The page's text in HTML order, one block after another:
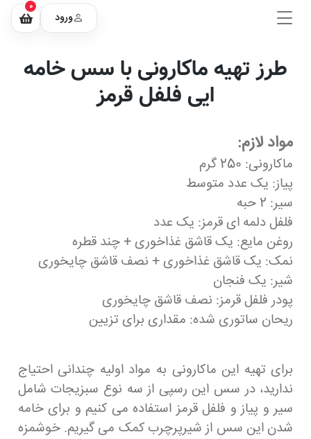
ورود
0
طرز تهیه ماکارونی با سس خامه
ایی فلفل قرمز
مواد لازم:
ماکارونی: 250 گرم
پیاز: یک عدد متوسط
سیر: 2 حبه
فلفل دلمه ای قرمز: یک عدد
روغن مایع: یک قاشق غذاخوری + چند قطره
نمک: یک قاشق غذاخوری + نصف قاشق چایخوری
شیر: یک فنجان
پودر فلفل قرمز: نصف قاشق چایخوری
ریحان ساتوری شده: مقداری برای تزیین
برای تهیه این ماکارونی به مواد اولیه چندانی احتیاج
ندارید، در سس این رسپی از سه نوع سبزیجات شامل
سیر و پیاز و فلفل قرمز استفاده می کنیم و برای خامه
شدن این سس از شیرپرچرب کمک می گیریم. خوشمزه